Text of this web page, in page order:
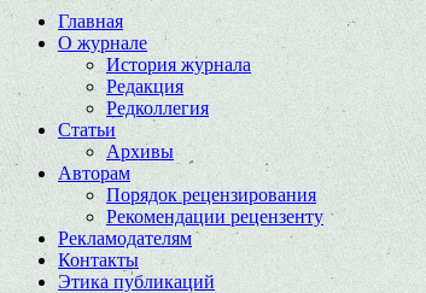
Главная
О журнале
История журнала
Редакция
Редколлегия
Статьи
Архивы
Авторам
Порядок рецензирования
Рекомендации рецензенту
Рекламодателям
Контакты
Этика публикаций